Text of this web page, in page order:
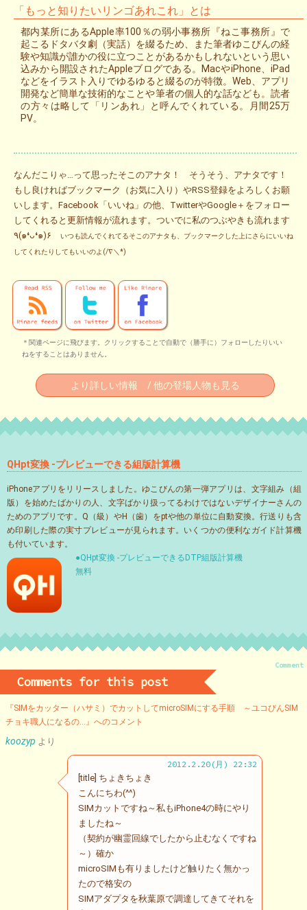
「もっと知りたいリンゴあれこれ」とは
都内某所にあるApple率100％の弱小事務所『ねこ事務所』で
起こるドタバタ劇（実話）を綴るため、また筆者ゆこびんの経
験や知識が誰かの役に立つことがあるかもしれないという思い
込みから開設されたAppleブログである。MacやiPhone、iPad
などをイラスト入りでゆるゆると綴るのが特徴。Web、アプリ
開発など簡単な技術的なことや筆者の個人的な話なども。読者
の方々は略して「リンあれ」と呼んでくれている。月間25万
PV。
なんだこりゃ…って思ったそこのアナタ！ そうそう、アナタです！
もし良ければブックマーク（お気に入り）やRSS登録をよろしくお願
いします。Facebook「いいね」の他、TwitterやGoogle＋をフォロー
してくれると更新情報が流れます。ついでに私のつぶやきも流れます
٩(๑❛ᴗ❛๑)۶
いつも読んでくれてるそこのアナタも、ブックマークした上にさらにいいね
してくれたりしてもいいのよ(/∇＼*)
＊関連ページに飛びます。クリックすることで自動で（勝手に）フォローしたりいい
ねをすることはありません。
より詳しい情報 / 他の登場人物も見る
QHpt変換 -プレビューできる組版計算機
iPhoneアプリをリリースしました。ゆこびんの第一弾アプリは、文字組み（組
版）を始めたばかりの人、文字ばかり扱ってるわけではないデザイナーさんの
ためのアプリです。Q（級）やH（歯）をptや他の単位に自動変換。行送りも含
め印刷した際の実寸プレビューが見られます。いくつかの便利なガイド計算機
も付いています。
●QHpt変換 -プレビューできるDTP組版計算機
無料
Comment
Comments for this post
『SIMをカッター（ハサミ）でカットしてmicroSIMにする手順 ～ユコびんSIM
チョキ職人になるの…』へのコメント
koozyp より
2012.2.20(月) 22:32
[title] ちょきちょき
こんにちわ(^^)
SIMカットですね～私もiPhone4の時にやり
ましたね～
（契約が幽霊回線でしたから止むなくですね
～）確か
microSIMも有りましたけど触りたく無かっ
たので格安の
SIMアダプタを秋葉原で調達してきてそれを